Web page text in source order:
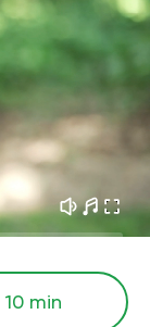
10 min